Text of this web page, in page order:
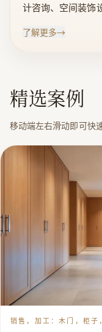
计咨询、空间装饰
心。三川在深刻研
海极物设计公司倾
川。以客户个性化
及整宅实木空间定
性设计及材料选
造独一无二的整
和高品位生活需求
了解更多→
精选案例
移动端左右滑动即可快
销售，加工：木门，柜子